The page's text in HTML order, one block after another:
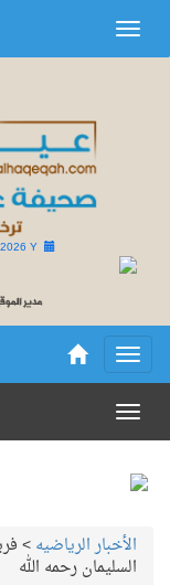
Y
الأخبار الرياضيه>
السليمان رحمه الله